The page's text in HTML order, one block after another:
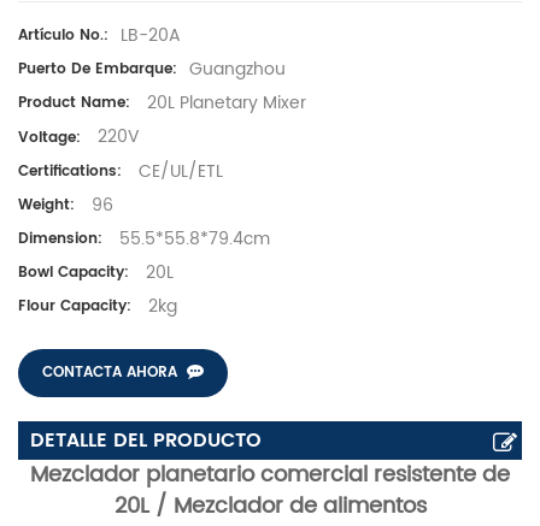
Artículo No.: LB-20A
Puerto De Embarque: Guangzhou
Product Name: 20L Planetary Mixer
Voltage: 220V
Certifications: CE/UL/ETL
Weight: 96
Dimension: 55.5*55.8*79.4cm
Bowl Capacity: 20L
Flour Capacity: 2kg
CONTACTA AHORA
DETALLE DEL PRODUCTO
Mezclador planetario comercial resistente de
20L / Mezclador de alimentos